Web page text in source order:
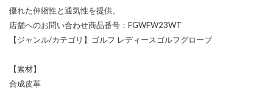
優れた伸縮性と通気性を提供。
店舗へのお問い合わせ商品番号：FGWFW23WT
【ジャンル/カテゴリ】ゴルフ レディースゴルフグローブ
【素材】
合成皮革